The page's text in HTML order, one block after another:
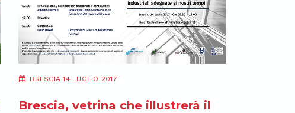
BRESCIA 14 LUGLIO 2017
Brescia, vetrina che illustrerà il